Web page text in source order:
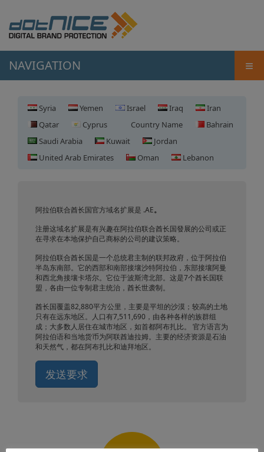
NAVIGATION ≡
Syria Yemen Israel Iraq
Iran
Qatar
Cyprus Country Name
Bahrain
Saudi Arabia
Kuwait
Jordan
United Arab Emirates
Oman Lebanon
阿拉伯联合酋长国域名注册
阿拉伯联合酋长国官方域名扩展是 .AE。
注册这域名扩展是有兴趣在阿拉伯联合酋长国發展的公司或正
在寻求在本地保护自己商标的公司的建议策略。
阿拉伯联合酋长国是一个总统君主制的联邦政府，位于阿拉伯
半岛东南部。它的西部和南部接壤沙特阿拉伯，东部接壤阿曼
和西北角接壤卡塔尔。它位于波斯湾北部。这是7个酋长国联
盟，各由一位专制君主统治，酋长世袭制。
酋长国覆盖82,880平方公里，主要是平坦的沙漠；较高的土地
只有在远东地区。人口有7,511,690，由各种各样的族群组
成；大多数人居住在城市地区，如首都阿布扎比。 官方语言为
阿拉伯语和当地货币为阿联酋迪拉姆。主要的经济资源是石油
和天然气，都在阿布扎比和迪拜地区。
发送要求